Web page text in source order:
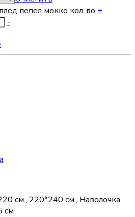
пепел мокко кол-во +
-
см., 220*240 см., Наволочка
см